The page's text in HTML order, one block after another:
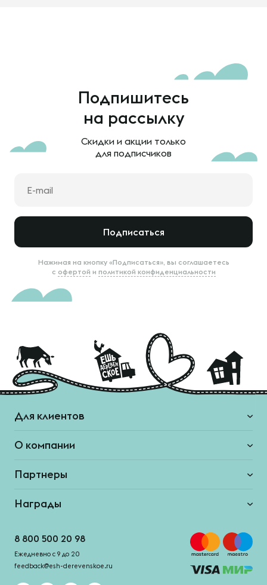
Подпишитесь
на рассылку
Скидки и акции только
для подписчиков
Подписаться
Нажимая на кнопку «Подписаться», вы соглашаетесь
с офертой и политикой конфиденциальности
Для клиентов
О компании
Партнеры
Награды
8 800 500 20 98
Ежедневно с 9 до 20
feedback@esh-derevenskoe.ru